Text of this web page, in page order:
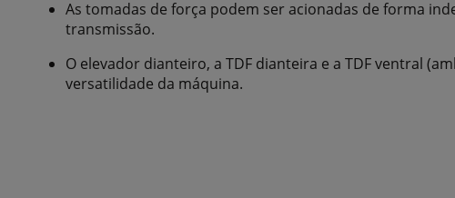
As tomadas de força podem ser acionadas de forma
transmissão.
O elevador dianteiro, a TDF dianteira e a TDF ventral
versatilidade da máquina.